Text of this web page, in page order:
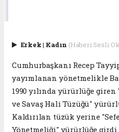
Erkek| Kadın (Haberi Sesli
Cumhurbaşkanı Recep
yayımlanan yönetmelikle
1990 yılında yürürlüğe
ve Savaş Hali Tüzüğü"
Kaldırılan tüzük yerine
Yönetmeliği" yürürlüğe girdi.